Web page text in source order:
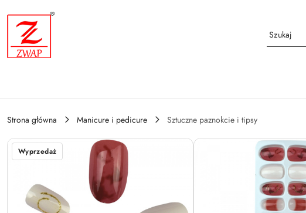
Przejdź do treści głównej
Przejdź do wyszukiwarki
Przejdź do moje konto
Przejdź do menu głównego
Przejdź do opisu produktu
Przejdź do stopki
Strona główna Manicure i pedicure Sztuczne paznokcie i tipsy
Wyprzedaż